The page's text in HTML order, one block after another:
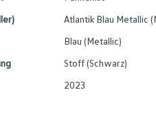
Atlantik Blau Metallic
Blau (Metallic)
Stoff (Schwarz)
2023